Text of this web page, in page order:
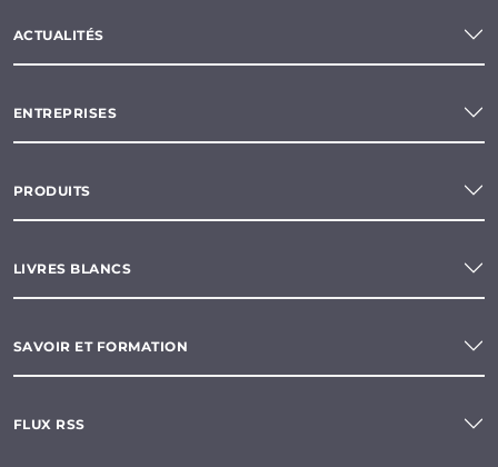
ACTUALITÉS
ENTREPRISES
PRODUITS
LIVRES BLANCS
SAVOIR ET FORMATION
FLUX RSS